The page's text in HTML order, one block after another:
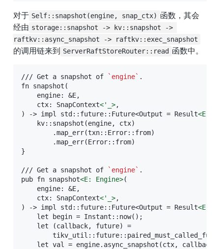
对于 Self::snapshot(engine, snap_ctx) 函数，其会
经由 storage::snapshot -> kv::snapshot ->
raftkv::async_snapshot -> raftkv::exec_snapshot
的调用链来到 ServerRaftStoreRouter::read 函数中。
/// Get a snapshot of `engine` .
fn snapshot(
    engine: &E,
    ctx: SnapContext
<'_ >,
) -> impl std::future::Future<Output = Result<E:
    kv::snapshot(engine, ctx)
        .map_err(txn::Error::from)
        .map_err(Error::from)
}
/// Get a snapshot of `engine` .
pub fn snapshot<E: Engine>(
    engine: &E,
    ctx: SnapContext
<'_ >,
) -> impl std::future::Future<Output = Result<E:
    let begin = Instant::now();
    let (callback, future) =
let val = engine.async_snapshot(ctx,